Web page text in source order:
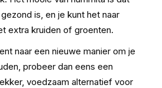
is, en je kunt het naar
extra kruiden of groenten.
naar een nieuwe manier om je
probeer dan eens een
voedzaam alternatief voor